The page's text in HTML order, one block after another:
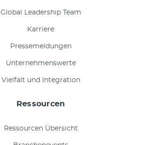
Global Leadership Team
Karriere
Pressemeldungen
Unternehmenswerte
Vielfalt und Integration
Ressourcen
Ressourcen Übersicht